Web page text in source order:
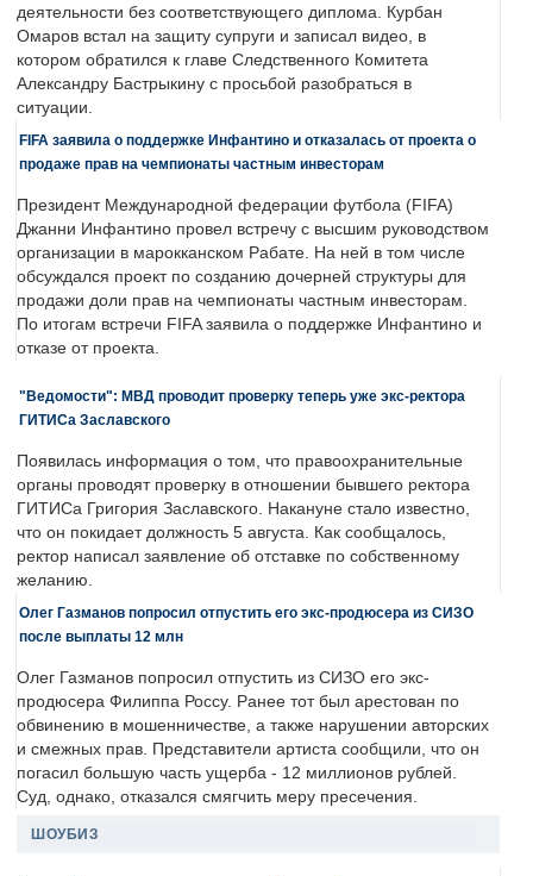
деятельности без соответствующего диплома. Курбан
Омаров встал на защиту супруги и записал видео, в
котором обратился к главе Следственного Комитета
Александру Бастрыкину с просьбой разобраться в
ситуации.
FIFA заявила о поддержке Инфантино и отказалась от проекта о
продаже прав на чемпионаты частным инвесторам
Президент Международной федерации футбола (FIFA)
Джанни Инфантино провел встречу с высшим руководством
организации в марокканском Рабате. На ней в том числе
обсуждался проект по созданию дочерней структуры для
продажи доли прав на чемпионаты частным инвесторам.
По итогам встречи FIFA заявила о поддержке Инфантино и
отказе от проекта.
"Ведомости": МВД проводит проверку теперь уже экс-ректора
ГИТИСа Заславского
Появилась информация о том, что правоохранительные
органы проводят проверку в отношении бывшего ректора
ГИТИСа Григория Заславского. Накануне стало известно,
что он покидает должность 5 августа. Как сообщалось,
ректор написал заявление об отставке по собственному
желанию.
Олег Газманов попросил отпустить его экс-продюсера из СИЗО
после выплаты 12 млн
Олег Газманов попросил отпустить из СИЗО его экс-
продюсера Филиппа Россу. Ранее тот был арестован по
обвинению в мошенничестве, а также нарушении авторских
и смежных прав. Представители артиста сообщили, что он
погасил большую часть ущерба - 12 миллионов рублей.
Суд, однако, отказался смягчить меру пресечения.
ШОУБИЗ